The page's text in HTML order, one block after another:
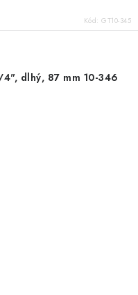
Kód: GT10-345
dlhý, 87 mm 10-346